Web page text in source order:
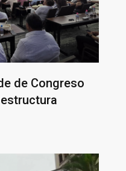
de Congreso